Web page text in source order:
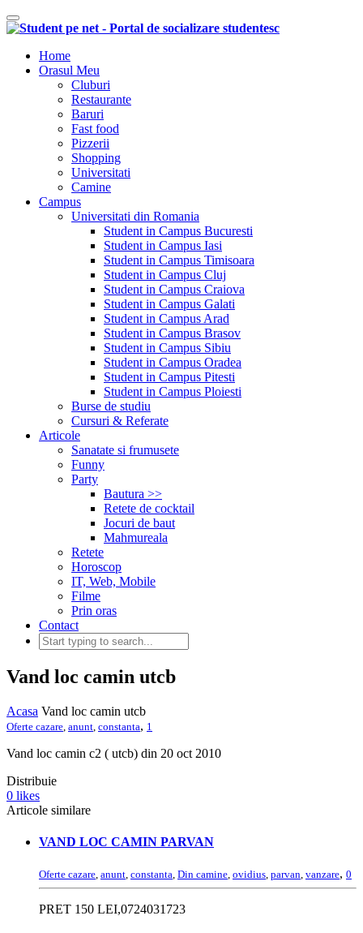
Comutare navigare
Home
Orasul Meu
Cluburi
Restaurante
Baruri
Fast food
Pizzerii
Shopping
Universitati
Camine
Campus
Universitati din Romania
Student in Campus Bucuresti
Student in Campus Iasi
Student in Campus Timisoara
Student in Campus Cluj
Student in Campus Craiova
Student in Campus Galati
Student in Campus Arad
Student in Campus Brasov
Student in Campus Sibiu
Student in Campus Oradea
Student in Campus Pitesti
Student in Campus Ploiesti
Burse de studiu
Cursuri & Referate
Articole
Sanatate si frumusete
Funny
Party
Bautura >>
Retete de cocktail
Jocuri de baut
Mahmureala
Retete
Horoscop
IT, Web, Mobile
Filme
Prin oras
Contact
Vand loc camin utcb
Acasa Vand loc camin utcb
Oferte cazare anunt constanta, 1
Vand loc camin c2 ( utcb) din 20 oct 2010
Distribuie
0 likes
Articole similare
VAND LOC CAMIN PARVAN
Oferte cazare, anunt, constanta, Din camine, ovidius, parvan, vanzare, 0
PRET 150 LEI,0724031723